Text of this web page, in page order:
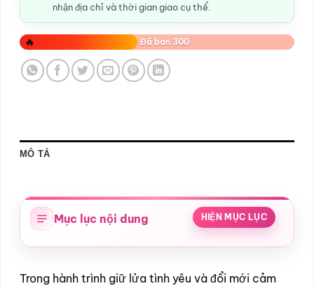
nhận địa chỉ và thời gian giao cụ thể.
🔥 Đã bán 300
MÔ TẢ
Mục lục nội dung HIỆN MỤC LỤC
Trong hành trình giữ lửa tình yêu và đổi mới cảm